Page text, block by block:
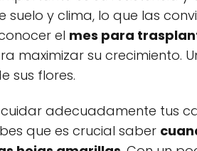
suelo y clima, lo que las
el mes para
maximizar su crecimiento.
sus flores.
cuidar adecuadamente tus
que es crucial saber